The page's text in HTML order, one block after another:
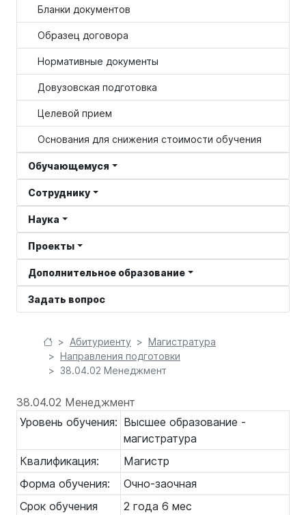
Бланки документов
Образец договора
Нормативные документы
Довузовская подготовка
Целевой прием
Основания для снижения стоимости обучения
Обучающемуся
Сотруднику
Наука
Проекты
Дополнительное образование
Задать вопрос
Абитуриенту
Магистратура
Направления подготовки
38.04.02 Менеджмент
38.04.02 Менеджмент
Уровень обучения: Высшее образование -
магистратура
Квалификация:
Магистр
Форма обучения:
Очно-заочная
Срок обучения
2 года 6 мес